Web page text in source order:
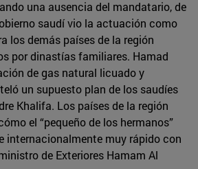
una ausencia del mandatario, de
saudí vio la actuación como
los demás países de la región
por dinastías familiares. Hamad
de gas natural licuado y
un supuesto plan de los saudíes
Khalifa. Los países de la región
el “pequeño de los hermanos”
internacionalmente muy rápido con
de Exteriores Hamam Al